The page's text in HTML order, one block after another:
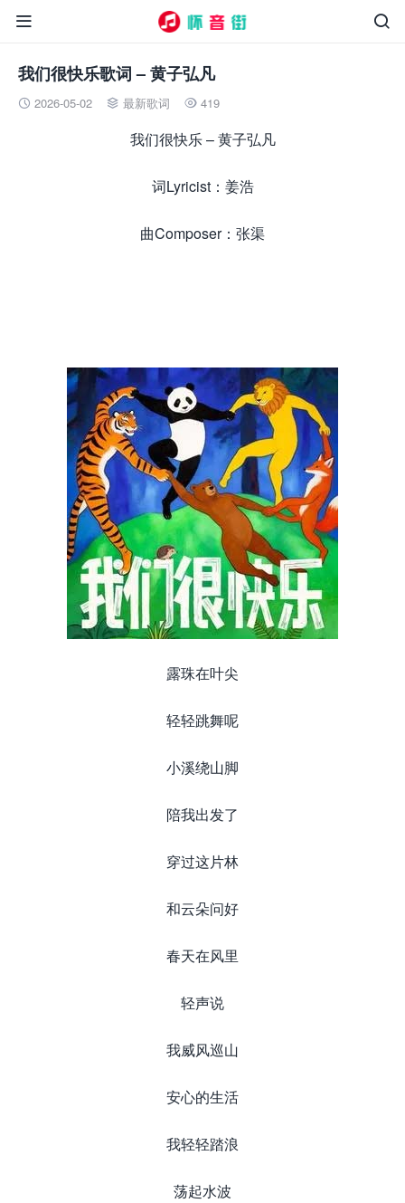


我们很快乐歌词 – 黄子弘凡
 2026-05-02  最新歌词  419
我们很快乐 – 黄子弘凡
词Lyricist：姜浩
曲Composer：张渠
露珠在叶尖
轻轻跳舞呢
小溪绕山脚
陪我出发了
穿过这片林
和云朵问好
春天在风里
轻声说
我威风巡山
安心的生活
我轻轻踏浪
荡起水波